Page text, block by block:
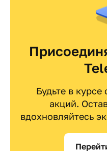
Будьте в
акций.
вдохновляйтесь